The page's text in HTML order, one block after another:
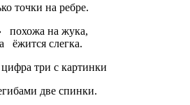
точки на ребре.
похожа на жука,
ёжится слегка.
три с картинки
две спинки.